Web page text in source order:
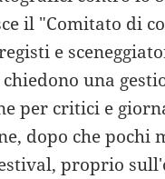
il "Comitato di
e
chiedono una
per critici e
dopo che pochi
proprio